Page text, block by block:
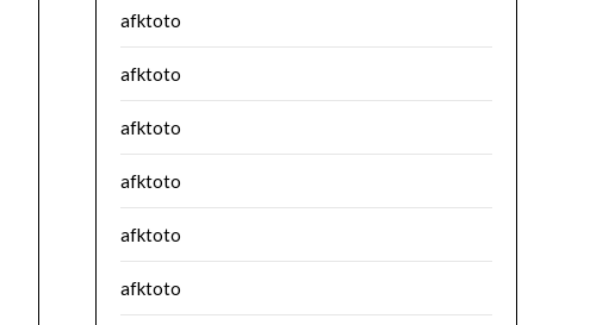
afktoto
afktoto
afktoto
afktoto
afktoto
afktoto